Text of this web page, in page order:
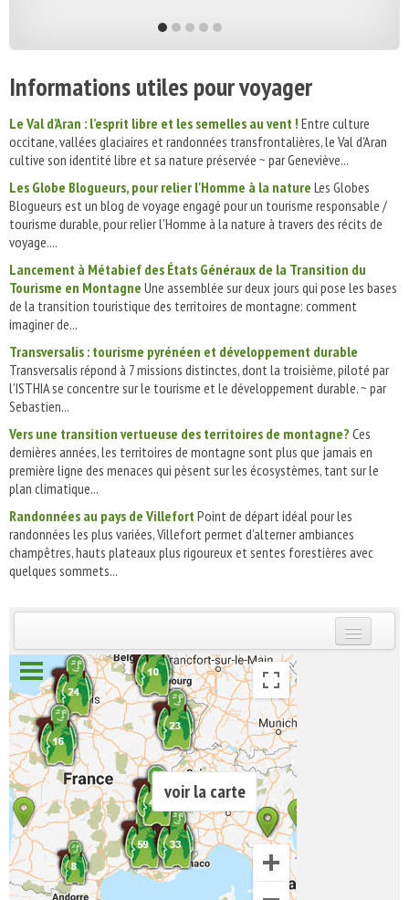
Informations utiles pour voyager
Le Val d’Aran : l’esprit libre et les semelles au vent ! Entre culture
occitane, vallées glaciaires et randonnées transfrontalières, le Val d’Aran
cultive son identité libre et sa nature préservée ~ par Geneviève...
Les Globe Blogueurs, pour relier l'Homme à la nature Les Globes
Blogueurs est un blog de voyage engagé pour un tourisme responsable /
tourisme durable, pour relier l'Homme à la nature à travers des récits de
voyage....
Lancement à Métabief des États Généraux de la Transition du
Tourisme en Montagne Une assemblée sur deux jours qui pose les bases
de la transition touristique des territoires de montagne: comment
imaginer de...
Transversalis : tourisme pyrénéen et développement durable
Transversalis répond à 7 missions distinctes, dont la troisième, piloté par
l'ISTHIA se concentre sur le tourisme et le développement durable. ~ par
Sebastien...
Vers une transition vertueuse des territoires de montagne? Ces
dernières années, les territoires de montagne sont plus que jamais en
première ligne des menaces qui pèsent sur les écosystèmes, tant sur le
plan climatique...
Randonnées au pays de Villefort Point de départ idéal pour les
randonnées les plus variées, Villefort permet d’alterner ambiances
champêtres, hauts plateaux plus rigoureux et sentes forestières avec
quelques sommets...
INSCRIVEZ-VOUS | ABONNEZ-VOUS
voir la carte